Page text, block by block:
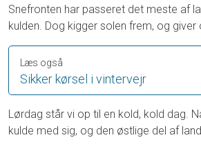
Snefronten har passeret det meste af
kulden. Dog kigger solen frem, og
Sikker kørsel i vintervejr
Læs også
Lørdag står vi op til en kold, kold dag.
kulde med sig, og den østlige del af